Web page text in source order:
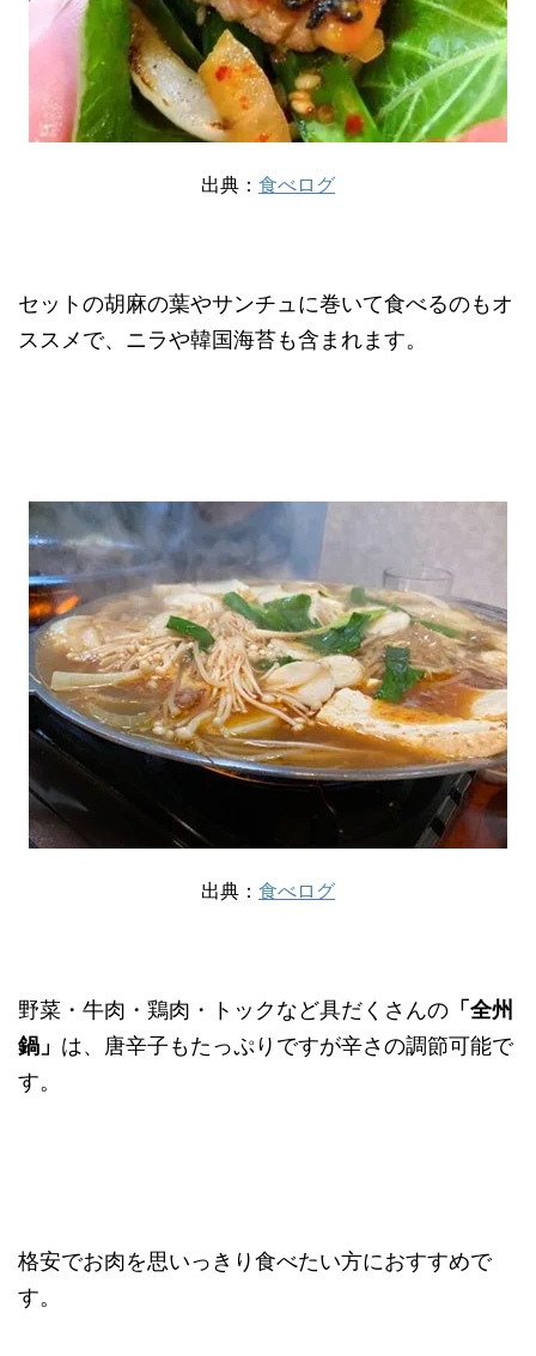
出典： 食べログ
セットの胡麻の葉やサンチュに巻いて食べるのもオ
ススメで、ニラや韓国海苔も含まれます。
出典： 食べログ
野菜・牛肉・鶏肉・トックなど具だくさんの 「全州
鍋」 は、唐辛子もたっぷりですが辛さの調節可能で
す。
格安でお肉を思いっきり食べたい方におすすめで
す。